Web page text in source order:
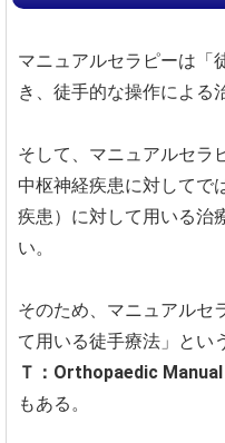
マニュアルセラピーは「
き、徒手的な操作による
そして、マニュアルセラ
中枢神経疾患に対してで
疾患）に対して用いる治
い。
そのため、マニュアルセ
て用いる徒手療法」とい
Ｔ：Orthopaedic Manual
もある。